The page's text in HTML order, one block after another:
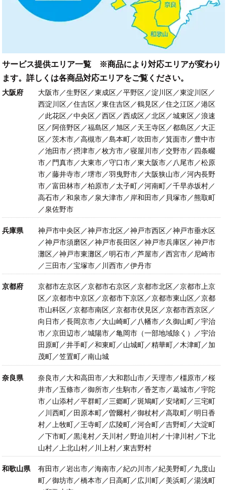
サービス提供エリア一覧 ※商品により対応エリアが変わり
ます。詳しくは各商品対応エリアをご覧ください。
大阪府
大阪市／生野区／東成区／平野区／淀川区／東淀川区／
西淀川区／住吉区／東住吉区／鶴見区／住之江区／港区
／此花区／中央区／西区／西成区／北区／城東区／浪速
区／阿倍野区／福島区／旭区／天王寺区／都島区／大正
区／茨木市／高槻市／島本町／吹田市／箕面市／豊中市
／池田市／摂津市／枚方市／寝屋川市／交野市／四条畷
市／門真市／大東市／守口市／東大阪市／八尾市／松原
市／藤井寺市／堺市／羽曳野市／大阪狭山市／河内長野
市／富田林市／柏原市／太子町／河南町／千早赤坂村／
高石市／和泉市／泉大津市／岸和田市／貝塚市／熊取町
／泉佐野市
兵庫県
神戸市中央区／神戸市北区／神戸市西区／神戸市垂水区
／神戸市須磨区／神戸市長田区／神戸市兵庫区／神戸市
灘区／神戸市東灘区／明石市／芦屋市／西宮市／尼崎市
／三田市／宝塚市／川西市／伊丹市
京都府
京都市左京区／京都市右京区／京都市北区／京都市上京
区／京都市中京区／京都市下京区／京都市東山区／京都
市山科区／京都市南区／京都市伏見区／京都市西京区／
向日市／長岡京市／大山崎町／八幡市／久御山町／宇治
市／京田辺市／城陽市／亀岡市（一部地域除く）／宇治
田原町／井手町／和東町／山城町／精華町／木津町／加
茂町／笠置町／南山城
奈良県
奈良市／大和高田市／大和郡山市／天理市／橿原市／桜
井市／五條市／御所市／生駒市／香芝市／葛城市／宇陀
市／山添村／平群町／三郷町／斑鳩町／安堵町／三宅町
／川西町／田原本町／曽爾村／御杖村／高取町／明日香
村／上牧町／王寺町／広陵町／河合町／吉野町／大淀町
／下市町／黒滝村／天川村／野迫川村／十津川村／下北
山村／上北山村／川上村／東吉野村
和歌山県
有田市／岩出市／海南市／紀の川市／紀美野町／九度山
町／御坊市／橋本市／日高町／広川町／美浜町／湯浅町